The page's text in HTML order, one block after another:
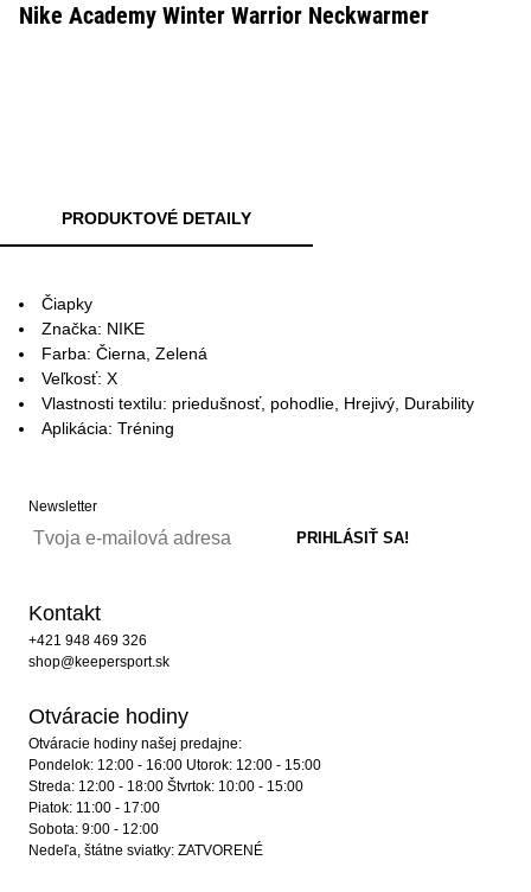
Nike Academy Winter Warrior Neckwarmer
PRODUKTOVÉ DETAILY
Čiapky
Značka: NIKE
Farba: Čierna, Zelená
Veľkosť: X
Vlastnosti textilu: priedušnosť, pohodlie, Hrejivý, Durability
Aplikácia: Tréning
Newsletter
Kontakt
+421 948 469 326
shop@keepersport.sk
Otváracie hodiny
Otváracie hodiny našej predajne:
Pondelok: 12:00 - 16:00 Utorok: 12:00 - 15:00
Streda: 12:00 - 18:00 Štvrtok: 10:00 - 15:00
Piatok: 11:00 - 17:00
Sobota: 9:00 - 12:00
Nedeľa, štátne sviatky: ZATVORENÉ